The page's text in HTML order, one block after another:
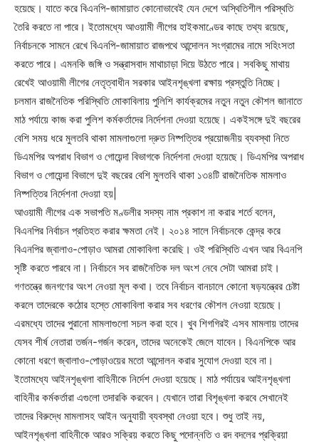
হয়েছে। যাতে করে বিএনপি-জামায়াত কোনোভাবেই যেন দেশে অস্থিতিশীল পরিস্থতি
তৈরি করতে না পারে। ইতোমধ্যে আওয়ামী লীগের হাইকমাণ্ডের কাছে তথ্য রয়েছে,
নির্বাচনকে সামনে রেখে বিএনপি-জামায়াত রাজপথে আন্দোলন সংগ্রামের নামে সহিংসতা
করতে পারে। এমনকি জঙ্গি ও সন্ত্রাসবাদ মাথাচাড়া দিয়ে উঠতে পারে। সবকিছু মাথায়
রেখেই আওয়ামী লীগের নেতৃত্বাধীন সরকার আইনশৃঙ্খলা রক্ষায় প্রস্তুতি নিচ্ছে।
চলমান রাজনৈতিক পরিস্থিতি মোকাবিলায় পুলিশি কার্যক্রমের নতুন নতুন কৌশল জানাতে
মাঠ পর্যায়ে কাজ করা পুলিশ কর্মকর্তাদের নির্দেশনা দেওয়া হয়েছে। একইসঙ্গে দুই বছরের
বেশি সময় ধরে মুলতবি থাকা মামলাগুলো দ্রুত নিষ্পত্তির প্রয়োজনীয় ব্যবস্থা নিতে
ডিএমপির অপরাধ বিভাগ ও গোয়েন্দা বিভাগকে নির্দেশনা দেওয়া হয়েছে। ডিএমপির অপরাধ
বিভাগ ও গোয়েন্দা বিভাগে দুই বছরের বেশি মুলতবি থাকা ১৩৪টি রাজনৈতিক মামলাও
নিষ্পত্তির নির্দেশনা দেওয়া হয়|
আওয়ামী লীগের এক সভাপতি মণ্ডলীর সদস্য নাম প্রকাশ না করার শর্তে বলেন,
বিএনপির নির্বাচন প্রতিহত করার ক্ষমতা নেই। ২০১৪ সালে নির্বাচনকে কেন্দ্র করে
বিএনপির জ্বালাও-পোড়াও আমরা মোকাবিলা করেছি। ওই পরিস্থিতি এখন আর বিএনপি
সৃষ্টি করতে পারবে না। নির্বাচনে সব রাজনৈতিক দল অংশ নেবে সেটা আমরা চাই।
গণতন্ত্রে জনগণের অংশ নেওয়া মূল কথা। তবে নির্বাচন বানচালে কোনো ষড়যন্ত্রের চেষ্টা
করলে তাদেরকে কঠোর হস্তে মোকাবিলা করার সব ধরণের কৌশল নেওয়া হয়েছে।
এরমধ্যে তাদের পুরানো মামলাগুলো সচল করা হবে। খুব শিগগিরই এসব মামলায় তাদের
যেসব শীর্ষ নেতারা তর্জন-গর্জন করেন, তাদের অনেকেই জেলে যাবেন। বিএনপিকে আর
কোনো ধরণে জ্বালাও-পোড়াওয়ের মতো আন্দোলন করার সুযোগ দেওয়া হবে না।
ইতোমধ্যে আইনশৃঙ্খলা বাহিনীকে নির্দেশ দেওয়া হয়েছে। মাঠ পর্যায়ের আইনশৃঙ্খলা
বাহিনীর কর্মকর্তারা এগুলো তদারকি করবেন। যেখানে তারা বিশৃঙ্খলা করবে সেখানেই
তাদের বিরুদ্ধে মামলাসহ আইন অনুযায়ী ব্যবস্থা নেওয়া হবে। শুধু তাই নয়,
আইনশৃঙ্খলা বাহিনীকে আরও সক্রিয় করতে কিছু পদোন্নতি ও রদ বদলের প্রক্রিয়া